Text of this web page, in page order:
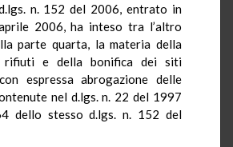
n. 152 del 2006, entrato in
2006, ha inteso tra l’altro
parte quarta, la materia della
rifiuti e della bonifica dei siti
espressa abrogazione delle
nel d.lgs. n. 22 del 1997
dello stesso d.lgs. n. 152 del